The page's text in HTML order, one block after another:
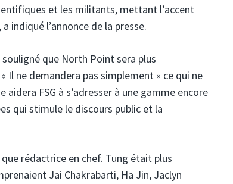
et les militants, mettant l’accent
indiqué l’annonce de la presse.
que North Point sera plus
Il ne demandera pas simplement » ce qui ne
FSG à s’adresser à une gamme encore
qui stimule le discours public et la
rédactrice en chef. Tung était plus
Jai Chakrabarti, Ha Jin, Jaclyn